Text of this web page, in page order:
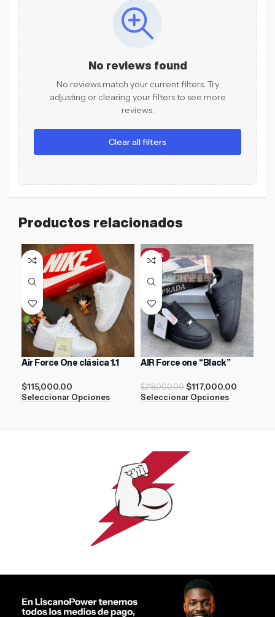
No reviews found
No reviews match your current filters. Try
adjusting or clearing your filters to see more
reviews.
Clear all filters
Productos relacionados
Air Force One clásica 1.1
$115,000.00
Seleccionar Opciones
-46%
AIR Force one “Black”
$218,000.00 $117,000.00
Seleccionar Opciones